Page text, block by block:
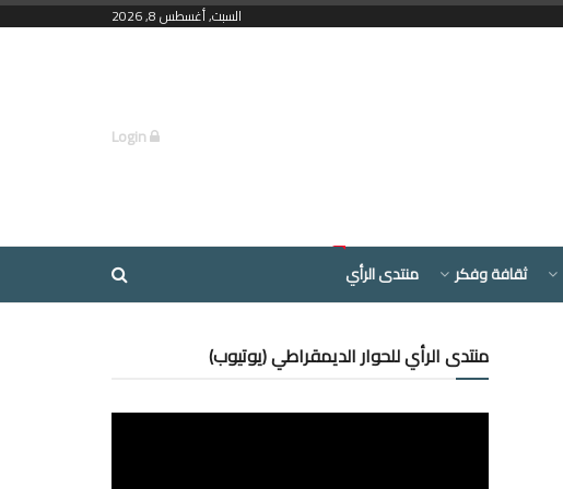
السبت, أغسطس 8, 2026
ثقافة وفكر منتدى الرأي
منتدى الرأي للحوار الديمقراطي (يوتيوب)